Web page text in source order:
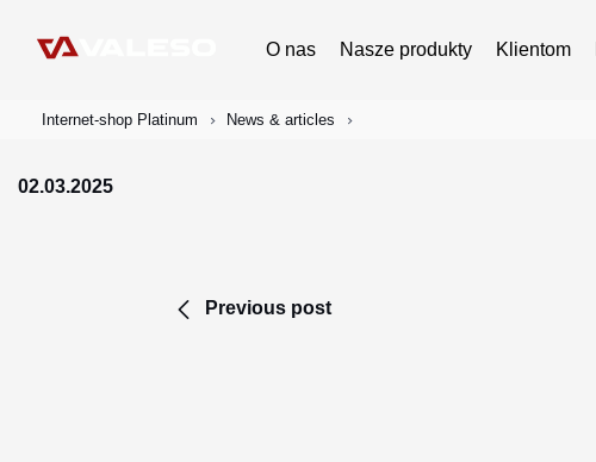
O nas Nasze produkty Klientom
Internet-shop Platinum News & articles
02.03.2025
Previous post